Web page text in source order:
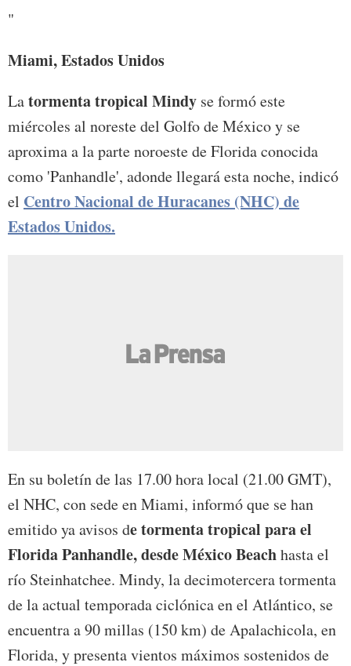
"
Miami, Estados Unidos
Latormenta tropical Mindy se formó este
miércoles al noreste del Golfo de México y se
aproxima a la parte noroeste de Florida conocida
como 'Panhandle', adonde llegará esta noche, indicó
el Centro Nacional de Huracanes (NHC) de
Estados Unidos.
En su boletín de las 17.00 hora local (21.00 GMT),
el NHC, con sede en Miami, informó que se han
emitido ya avisos de tormenta tropical para el
Florida Panhandle, desde México Beachhasta el
río Steinhatchee. Mindy, la decimotercera tormenta
de la actual temporada ciclónica en el Atlántico, se
encuentra a 90 millas (150 km) de Apalachicola, en
Florida, y presenta vientos máximos sostenidos de